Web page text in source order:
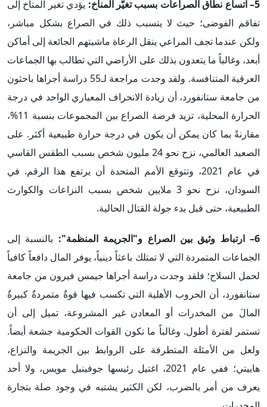
5– اتساع نطاق الصراعات بسبب تغيُّر المناخ:
يؤدي تغير المناخ إلى
تفاقم الفوضى؛ حيث لا يتسبب ذلك في الصراع بشكل مباشر،
ولكن عندما تجف المراعي ينقل الرعاة ماشيتهم الجائعة إلى أماكن
أبعد، وغالباً ما يتعدون بذلك على الأراضي التي تطالب بها الجماعات
العرقية المتنافسة. ولقد وجدت مراجعة لـ55 دراسة أجراها باحثون
من جامعة ستانفورد، أن زيادة الانحراف المعياري الواحد في درجة
الحرارة المحلية، تزيد فرصة الصراع بين المجموعات بنسبة 11%،
مقارنةً بما كان يمكن أن يكون في درجة حرارة طبيعية أكثر. على
الصعيد العالمي، نزح نحو 24 مليون شخص بسبب الطقس القاسي
في عام 2021، وتتوقع الأمم المتحدة أن يرتفع هذا الرقم. في
السودان، نزح نحو 3 ملايين شخص بسبب النزاعات والكوارث
الطبيعية، حتى قبل بدء جولة القتال الحالية.
6– ارتباط وثيق بين الصراع و"الجريمة المنظمة":
بالنسبة إلى
الجماعات المتمردة التي لا تمتلك باعثاً دينياً، يوفر المال دافعاً كافياً
لحمل السلاح؛ فلقد وجدت دراسة أجراها جيمس فيرون من جامعة
ستانفورد، أن الحروب الأهلية التي تكسب فيها قوةٌ متمردةٌ كبيرةٌ
المالَ من المخدرات أو المعادن غير المشروعة، تميل إلى أن
تستمر لفترة أطول. وغالباً ما تكون القوات الحكومية جشعة أيضاً.
ولعل من الأمثلة المتطرفة على الروابط بين الجريمة والنزاع،
هاييتي؛ ففي عام 2021، اغتيل رئيسها جوفينيل مويس، ولا أحد
يعرف من أمر بالضرب، لكن الكثير يشتبه في وجود صلة بتجارة